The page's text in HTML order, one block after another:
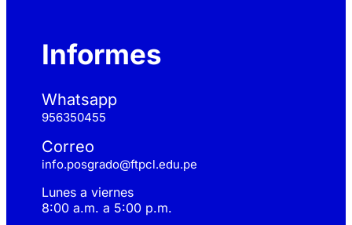
Informes
Whatsapp
956350455
Correo
info.posgrado@ftpcl.edu.pe
Lunes a viernes
8:00 a.m. a 5:00 p.m.